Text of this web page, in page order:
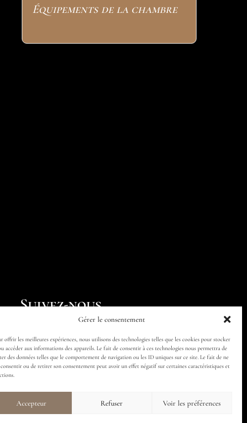
Gérer le consentement
offrir les meilleures expériences, nous utilisons des technologies telles que les cookies pour stocker
accéder aux informations des appareils. Le fait de consentir à ces technologies nous permettra de
des données telles que le comportement de navigation ou les ID uniques sur ce site. Le fait de ne
consentir ou de retirer son consentement peut avoir un effet négatif sur certaines caractéristiques et
Accepteur Refuser Voir les préférences
Équipements de la chambre
Suivez-nous